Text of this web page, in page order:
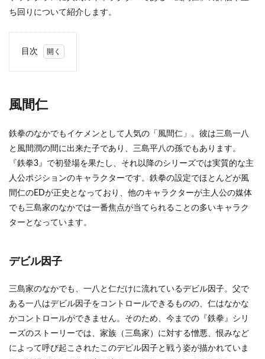
ち回りについて紹介します。
目次
1.1
ル因
1.2
制御
可能
に？
2
立ち
置き
技
3.2
確定
風間仁
鉄拳のなかでもイケメンとして人気の「風間仁」。彼は三島一八
と風間潤の間に出来た子であり、三島平八の孫でもあります。
『鉄拳3』で初登場を果たし、それ以降のシリーズでは実質的な主
人公ポジションのキャラクターです。鉄拳の設定でほとんどが風
間仁のEDが正史となっており、他のキャラクターが主人公の媒体
でも三島家のなかでは一番焦点が当てられることの多いキャラク
ターとなっています。
デビル因子
三島家のなかでも、一八と仁だけに流れているデビル因子。父で
ある一八はデビル因子をコントロールできるものの、仁はなかな
かコントロールができません。そのため、今までの『鉄拳』シリ
ーズのストーリーでは、家族（三島家）に対する憎悪、恨みなど
によって呼び起こされたこのデビル因子と戦う姿が描かれていま